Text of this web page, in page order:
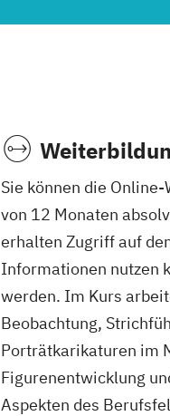
Sie können die
von 12 Monaten
erhalten Zugriff auf
Informationen nutzen
werden. Im Kurs
Beobachtung,
Porträtkarikaturen im
Figurenentwicklung
Aspekten des